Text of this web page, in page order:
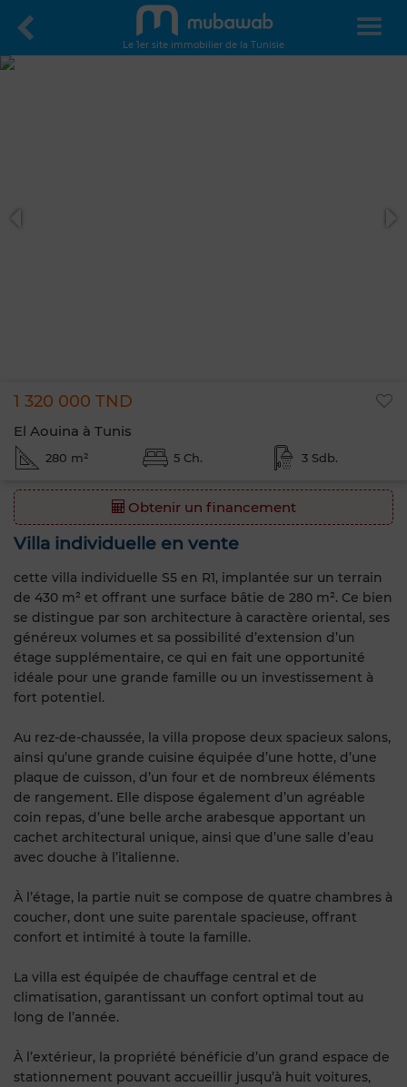
Le 1er site immobilier de la Tunisie
1 320 000 TND
El Aouina à Tunis
280 m² 5 Ch. 3 Sdb.
Obtenir un financement
Villa individuelle en vente
cette villa individuelle S5 en R1, implantée sur un terrain
de 430 m² et offrant une surface bâtie de 280 m². Ce bien
se distingue par son architecture à caractère oriental, ses
généreux volumes et sa possibilité d’extension d’un
étage supplémentaire, ce qui en fait une opportunité
idéale pour une grande famille ou un investissement à
fort potentiel.
Au rez-de-chaussée, la villa propose deux spacieux salons,
ainsi qu’une grande cuisine équipée d’une hotte, d’une
plaque de cuisson, d’un four et de nombreux éléments
de rangement. Elle dispose également d’un agréable
coin repas, d’une belle arche arabesque apportant un
cachet architectural unique, ainsi que d’une salle d’eau
avec douche à l’italienne.
À l’étage, la partie nuit se compose de quatre chambres à
coucher, dont une suite parentale spacieuse, offrant
confort et intimité à toute la famille.
La villa est équipée de chauffage central et de
climatisation, garantissant un confort optimal tout au
long de l’année.
À l’extérieur, la propriété bénéficie d’un grand espace de
stationnement pouvant accueillir jusqu’à huit voitures,